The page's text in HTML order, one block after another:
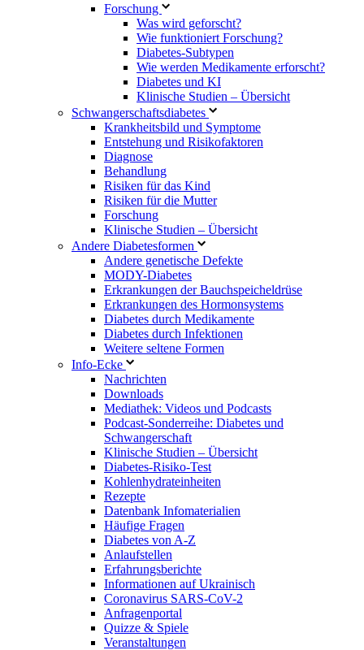
Forschung
Was wird geforscht?
Wie funktioniert Forschung?
Diabetes-Subtypen
Wie werden Medikamente erforscht?
Diabetes und KI
Klinische Studien – Übersicht
Schwangerschaftsdiabetes
Krankheitsbild und Symptome
Entstehung und Risikofaktoren
Diagnose
Behandlung
Risiken für das Kind
Risiken für die Mutter
Forschung
Klinische Studien – Übersicht
Andere Diabetesformen
Andere genetische Defekte
MODY-Diabetes
Erkrankungen der Bauchspeicheldrüse
Erkrankungen des Hormonsystems
Diabetes durch Medikamente
Diabetes durch Infektionen
Weitere seltene Formen
Info-Ecke
Nachrichten
Downloads
Mediathek: Videos und Podcasts
Podcast-Sonderreihe: Diabetes und
Schwangerschaft
Klinische Studien – Übersicht
Diabetes-Risiko-Test
Kohlenhydrateinheiten
Rezepte
Datenbank Infomaterialien
Häufige Fragen
Diabetes von A-Z
Anlaufstellen
Erfahrungsberichte
Informationen auf Ukrainisch
Coronavirus SARS-CoV-2
Anfragenportal
Quizze & Spiele
Veranstaltungen